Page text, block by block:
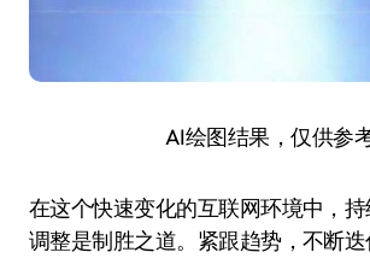
AI绘图结果，仅供参
在这个快速变化的互联网环境中，
调整是制胜之道。紧跟趋势，不断迭